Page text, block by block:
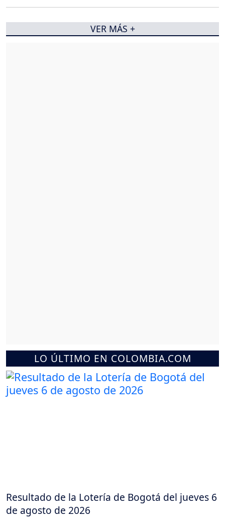
LO ÚLTIMO EN COLOMBIA.COM
Resultado de la Lotería de Bogotá del jueves 6
de agosto de 2026
VER MÁS +